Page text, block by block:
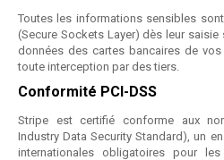
Toutes les informations sensibles
(Secure Sockets Layer) dès leur
données des cartes bancaires de
toute interception par des tiers.
Conformité PCI-DSS
Stripe est certifié conforme aux
Industry Data Security Standard), un
internationales obligatoires pour